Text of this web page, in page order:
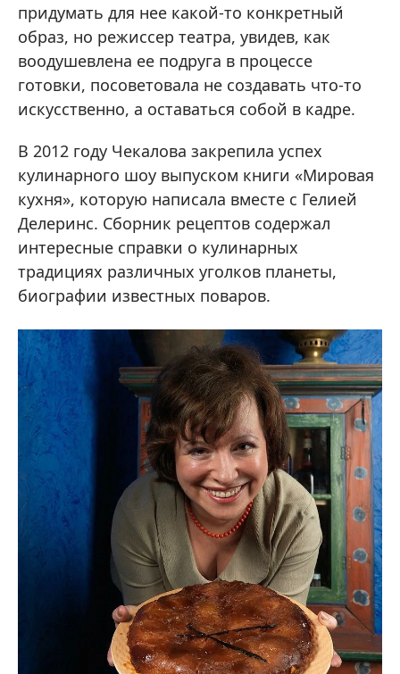
придумать для нее какой-то конкретный
образ, но режиссер театра, увидев, как
воодушевлена ее подруга в процессе
готовки, посоветовала не создавать что-то
искусственно, а оставаться собой в кадре.
В 2012 году Чекалова закрепила успех
кулинарного шоу выпуском книги «Мировая
кухня», которую написала вместе с Гелией
Делеринс. Сборник рецептов содержал
интересные справки о кулинарных
традициях различных уголков планеты,
биографии известных поваров.